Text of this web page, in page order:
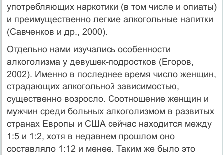
употребляющих наркотики (в том числе и опиаты)
и преимущественно легкие алкогольные напитки
(Савченков и др., 2000).
Отдельно нами изучались особенности
алкоголизма у девушек-подростков (Егоров,
2002). Именно в последнее время число женщин,
страдающих алкогольной зависимос­тью,
существенно возросло. Соотношение женщин и
мужчин среди больных алкоголиз­мом в развитых
странах Европы и США сейчас находится между
1:5 и 1:2, хотя в недавнем прошлом оно
составляло 1:12 и менее. Таким же было это